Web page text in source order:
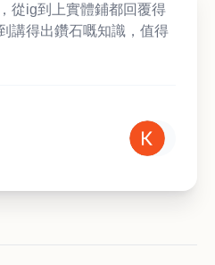
從ig到上實體鋪都回覆得
講得出鑽石嘅知識，值得